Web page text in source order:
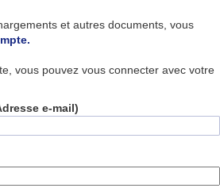
et autres documents, vous
vous pouvez vous connecter avec votre
e-mail)